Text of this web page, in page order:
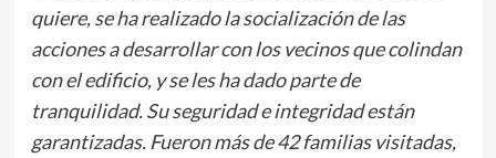
quiere, se ha realizado la socialización de las
acciones a desarrollar con los vecinos que colindan
con el edificio, y se les ha dado parte de
tranquilidad. Su seguridad e integridad están
garantizadas. Fueron más de 42 familias visitadas,